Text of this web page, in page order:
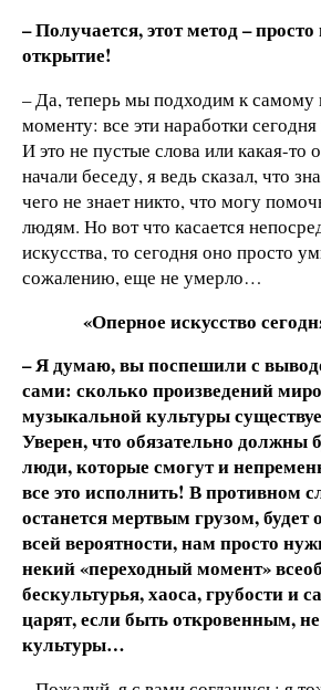
– Получается, этот метод –
открытие!
– Да, теперь мы подходим к самому
моменту: все эти наработки
И это не пустые слова или какая-то
начали беседу, я ведь сказал, что
чего не знает никто, что могу
людям. Но вот что касается
искусства, то сегодня оно просто
сожалению, еще не умерло…
«Оперное искусство
– Я думаю, вы поспешили с
сами: сколько произведений
музыкальной культуры
Уверен, что обязательно должны
люди, которые смогут и
все это исполнить! В противном
останется мертвым грузом, будет
всей вероятности, нам просто
некий «переходный момент»
бескультурья, хаоса, грубости и
царят, если быть откровенным,
культуры…